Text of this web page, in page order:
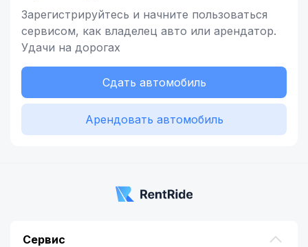
Зарегистрируйтесь и начните пользоваться
сервисом, как владелец авто или арендатор.
Удачи на дорогах
Сдать автомобиль
Арендовать автомобиль
Сервис